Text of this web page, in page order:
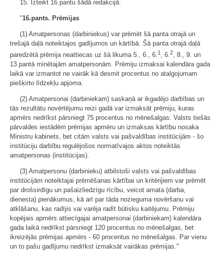
15. Izteikt 16.pantu šādā redakcijā:
"16.pants. Prēmijas
(1) Amatpersonas (darbiniekus) var prēmēt šā panta otrajā un
trešajā daļā noteiktajos gadījumos un kārtībā. Šā panta otrajā daļā
paredzētā prēmija neattiecas uz šā likuma 5., 6., 6.1 , 6.2, 8., 9. un
13.pantā minētajām amatpersonām. Prēmiju izmaksai kalendāra gada
laikā var izmantot ne vairāk kā desmit procentus no atalgojumam
piešķirto līdzekļu apjoma.
(2) Amatpersonai (darbiniekam) saskaņā ar ikgadējo darbības un
tās rezultātu novērtējumu reizi gadā var izmaksāt prēmiju, kuras
apmērs nedrīkst pārsniegt 75 procentus no mēnešalgas. Valsts tiešās
pārvaldes iestādēm prēmijas apmēru un izmaksas kārtību nosaka
Ministru kabinets, bet citām valsts vai pašvaldības institūcijām - šo
institūciju darbību regulējošos normatīvajos aktos noteiktās
amatpersonas (institūcijas).
(3) Amatpersonu (darbinieku) atbilstoši valsts vai pašvaldības
institūcijām noteiktajai prēmēšanas kārtībai un kritērijiem var prēmēt
par drošsirdīgu un pašaizliedzīgu rīcību, veicot amata (darba,
dienesta) pienākumus, kā arī par tāda nozieguma novēršanu vai
atklāšanu, kas radījis vai varēja radīt būtisku kaitējumu. Prēmiju
kopējais apmērs attiecīgajai amatpersonai (darbiniekam) kalendāra
gada laikā nedrīkst pārsniegt 120 procentus no mēnešalgas, bet
ikreizējās prēmijas apmērs - 60 procentus no mēnešalgas. Par vienu
un to pašu gadījumu nedrīkst izmaksāt vairākas prēmijas."